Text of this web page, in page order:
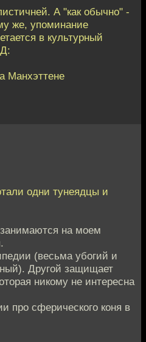
А "как обычно" -
же, упоминание
в культурный
Манхэттене
одни тунеядцы и
на моем
(весьма убогий и
Другой защищает
никому не интересна
про сферического коня в